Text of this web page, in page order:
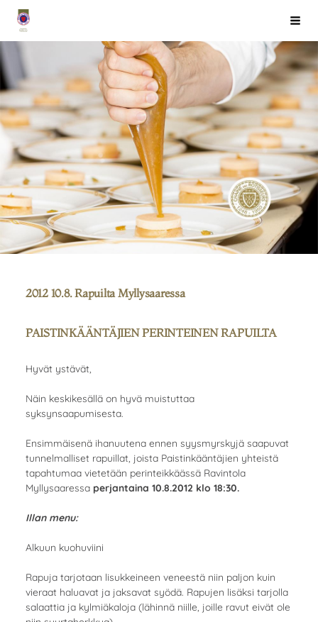
Siirry
sivun
sisältöön
Chaîne des Rôtisseurs Finlande ry
2012 10.8. Rapuilta Myllysaaressa
PAISTINKÄÄNTÄJIEN PERINTEINEN RAPUILTA
Hyvät ystävät,
Näin keskikesällä on hyvä muistuttaa
syksynsaapumisesta.
Ensimmäisenä ihanuutena ennen syysmyrskyjä saapuvat
tunnelmalliset rapuillat, joista Paistinkääntäjien yhteistä
tapahtumaa vietetään perinteikkäässä Ravintola
Myllysaaressa perjantaina 10.8.2012 klo 18:30.
Illan menu:
Alkuun kuohuviini
Rapuja tarjotaan lisukkeineen veneestä niin paljon kuin
vieraat haluavat ja jaksavat syödä. Rapujen lisäksi tarjolla
salaattia ja kylmiäkaloja (lähinnä niille, joille ravut eivät ole